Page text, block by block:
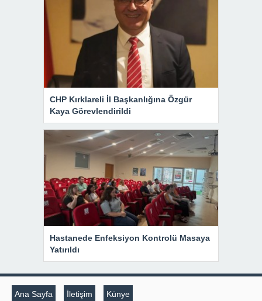
CHP Kırklareli İl Başkanlığına Özgür
Kaya Görevlendirildi
Hastanede Enfeksiyon Kontrolü Masaya
Yatırıldı
Ana Sayfa İletişim Künye